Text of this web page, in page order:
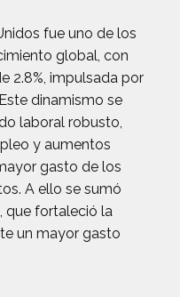
fue uno de los
global, con
2.8%, impulsada por
dinamismo se
laboral robusto,
y aumentos
gasto de los
A ello se sumó
que fortaleció la
un mayor gasto